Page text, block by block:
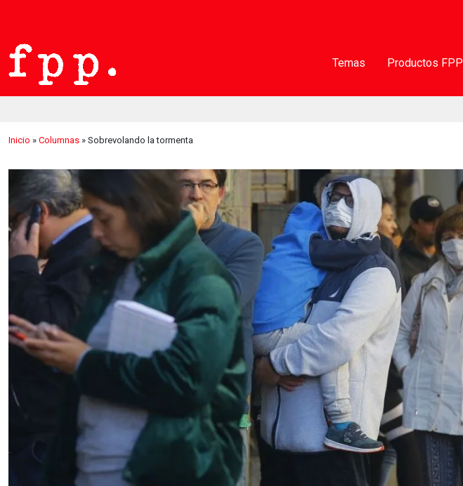
Temas Productos FPP
Inicio » Columnas » Sobrevolando la tormenta